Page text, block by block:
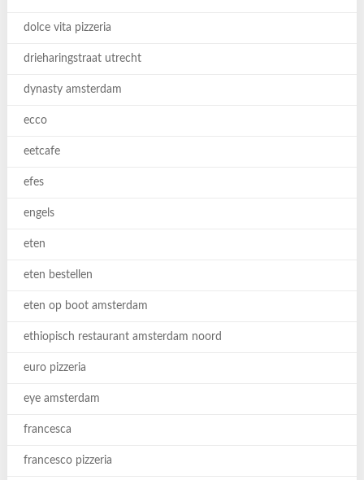
dolce vita pizzeria
drieharingstraat utrecht
dynasty amsterdam
ecco
eetcafe
efes
engels
eten
eten bestellen
eten op boot amsterdam
ethiopisch restaurant amsterdam noord
euro pizzeria
eye amsterdam
francesca
francesco pizzeria